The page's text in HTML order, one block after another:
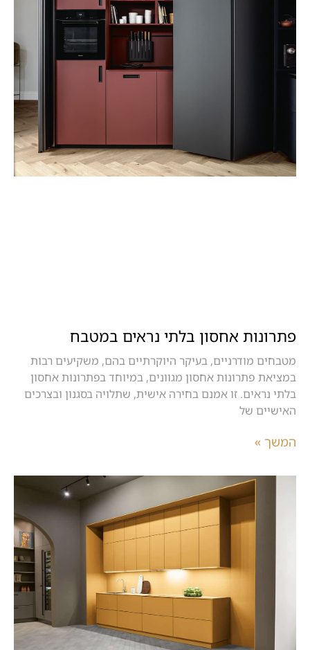
פתרונות אחסון בלתי נראים במטבח
מטבחים מודרניים, בעיקר היוקרתיים בהם, משקיעים רבות
במציאת פתרונות אחסון מגוונים, במיוחד בפתרונות אחסון
בלתי נראים. זו אמנם בחירה אישית, שתלויה בסגנון ובצרכים
האישיים של
המשך »